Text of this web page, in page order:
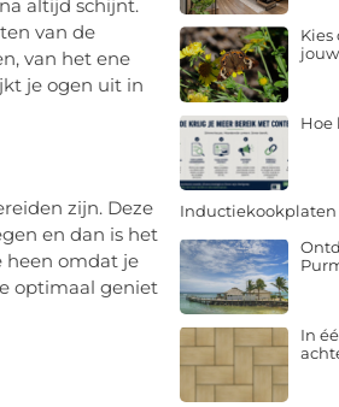
altijd schijnt.
van de
van het ene
je ogen uit in
zijn. Deze
en dan is het
heen omdat je
optimaal geniet
Kies
Hoe
In